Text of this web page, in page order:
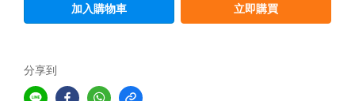
加入購物車 立即購買
分享到